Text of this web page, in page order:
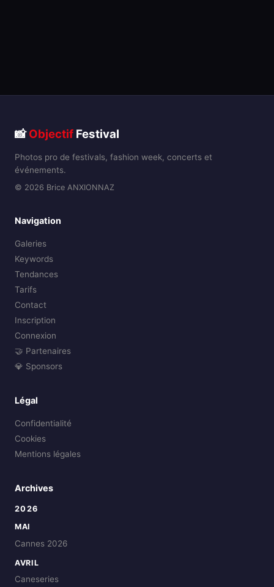
📸Objectif Festival
Photos pro de festivals, fashion week, concerts et
événements.
© 2026 Brice ANXIONNAZ
Navigation
Galeries
Keywords
Tendances
Tarifs
Contact
Inscription
Connexion
🤝 Partenaires
💎 Sponsors
Légal
Confidentialité
Cookies
Mentions légales
Archives
2026
MAI
Cannes 2026
AVRIL
Caneseries